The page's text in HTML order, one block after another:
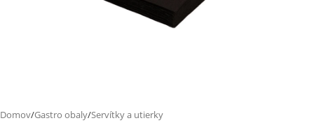
Domov/Gastro obaly/Servítky a utierky